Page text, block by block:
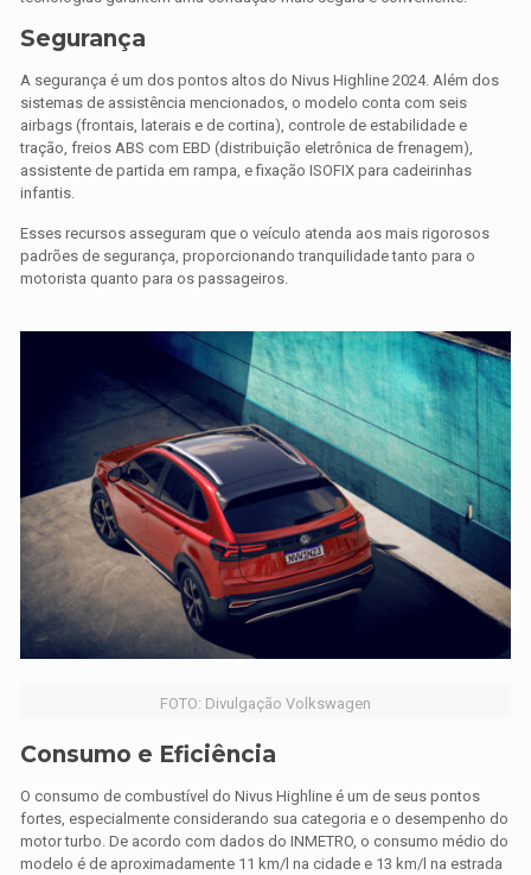
Segurança
A segurança é um dos pontos altos do Nivus Highline 2024. Além dos
sistemas de assistência mencionados, o modelo conta com seis
airbags (frontais, laterais e de cortina), controle de estabilidade e
tração, freios ABS com EBD (distribuição eletrônica de frenagem),
assistente de partida em rampa, e fixação ISOFIX para cadeirinhas
infantis.
Esses recursos asseguram que o veículo atenda aos mais rigorosos
padrões de segurança, proporcionando tranquilidade tanto para o
motorista quanto para os passageiros.
FOTO: Divulgação Volkswagen
Consumo e Eficiência
O consumo de combustível do Nivus Highline é um de seus pontos
fortes, especialmente considerando sua categoria e o desempenho do
motor turbo. De acordo com dados do INMETRO, o consumo médio do
modelo é de aproximadamente 11 km/l na cidade e 13 km/l na estrada